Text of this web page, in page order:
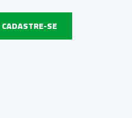
CADASTRE-SE